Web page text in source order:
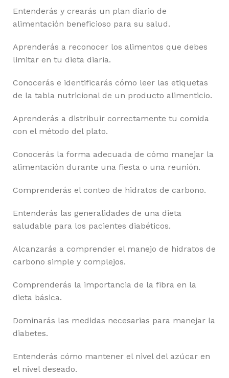
Entenderás y crearás un plan diario de
alimentación beneficioso para su salud.
Aprenderás a reconocer los alimentos que debes
limitar en tu dieta diaria.
Conocerás e identificarás cómo leer las etiquetas
de la tabla nutricional de un producto alimenticio.
Aprenderás a distribuir correctamente tu comida
con el método del plato.
Conocerás la forma adecuada de cómo manejar la
alimentación durante una fiesta o una reunión.
Comprenderás el conteo de hidratos de carbono.
Entenderás las generalidades de una dieta
saludable para los pacientes diabéticos.
Alcanzarás a comprender el manejo de hidratos de
carbono simple y complejos.
Comprenderás la importancia de la fibra en la
dieta básica.
Dominarás las medidas necesarias para manejar la
diabetes.
Entenderás cómo mantener el nivel del azúcar en
el nivel deseado.